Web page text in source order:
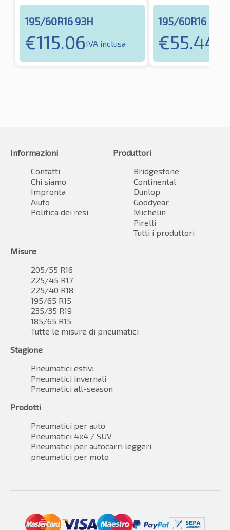
195/60R16 93H
€115.06IVA inclusa
195/60R16 89H
€55.44
Informazioni
Contatti
Chi siamo
Impronta
Aiuto
Politica dei resi
Produttori
Bridgestone
Continental
Dunlop
Goodyear
Michelin
Pirelli
Tutti i produttori
Misure
205/55 R16
225/45 R17
225/40 R18
195/65 R15
235/35 R19
185/65 R15
Tutte le misure di pneumatici
Stagione
Pneumatici estivi
Pneumatici invernali
Pneumatici all-season
Prodotti
Pneumatici per auto
Pneumatici 4x4 / SUV
Pneumatici per autocarri leggeri
pneumatici per moto